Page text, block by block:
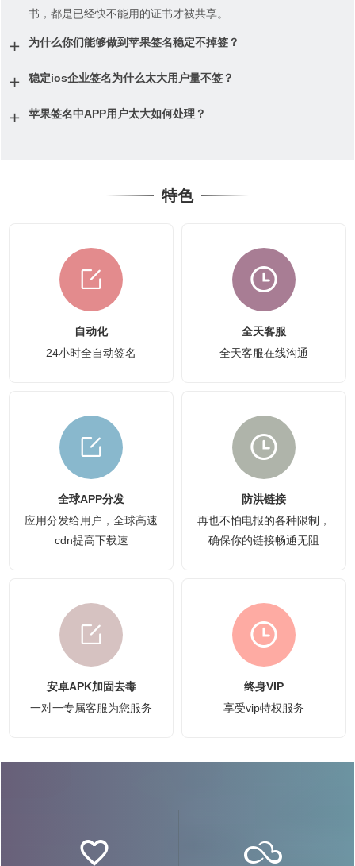
书，都是已经快不能用的证书才被共享。
为什么你们能够做到苹果签名稳定不掉签？
稳定ios企业签名为什么太大用户量不签？
苹果签名中APP用户太大如何处理？
特色
自动化
24小时全自动签名
全天客服
全天客服在线沟通
全球APP分发
应用分发给用户，全球高速
cdn提高下载速
防洪链接
再也不怕电报的各种限制，
确保你的链接畅通无阻
安卓APK加固去毒
一对一专属客服为您服务
终身VIP
享受vip特权服务